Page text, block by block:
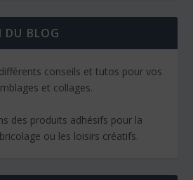
DU BLOG
conseils et tutos pour vos
et collages.
des produits adhésifs pour la
ou les loisirs créatifs.